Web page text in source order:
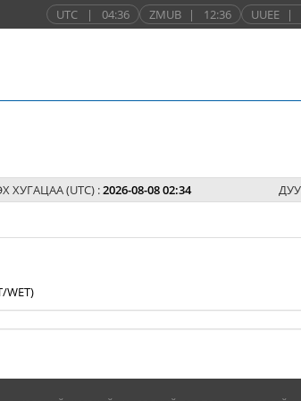
UTC | 04:36 ZMUB | 12:36 UUEE |
ХУГАЦАА (UTC) :2026-08-08 02:34
WET)